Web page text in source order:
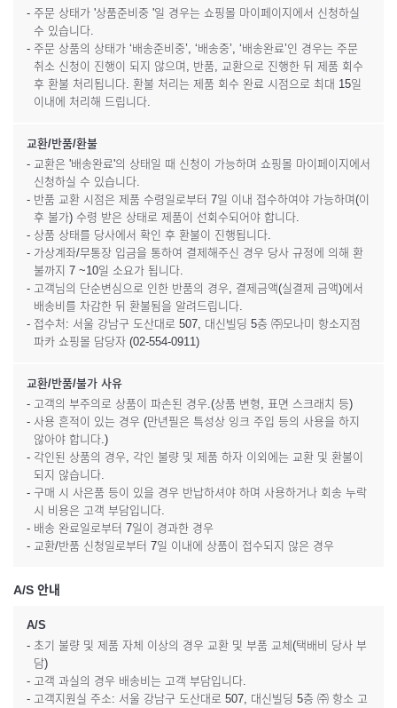
- 주문 상태가 '상품준비중 '일 경우는 쇼핑몰 마이페이지에서 신청하실
수 있습니다.
- 주문 상품의 상태가 ‘배송준비중’, ‘배송중’, ‘배송완료’인 경우는 주문
취소 신청이 진행이 되지 않으며, 반품, 교환으로 진행한 뒤 제품 회수
후 환불 처리됩니다. 환불 처리는 제품 회수 완료 시점으로 최대 15일
이내에 처리해 드립니다.
교환/반품/환불
- 교환은 '배송완료'의 상태일 때 신청이 가능하며 쇼핑몰 마이페이지에서
신청하실 수 있습니다.
- 반품 교환 시점은 제품 수령일로부터 7일 이내 접수하여야 가능하며(이
후 불가) 수령 받은 상태로 제품이 선회수되어야 합니다.
- 상품 상태를 당사에서 확인 후 환불이 진행됩니다.
- 가상계좌/무통장 입금을 통하여 결제해주신 경우 당사 규정에 의해 환
불까지 7 ~10일 소요가 됩니다.
- 고객님의 단순변심으로 인한 반품의 경우, 결제금액(실결제 금액)에서
배송비를 차감한 뒤 환불됨을 알려드립니다.
- 접수처: 서울 강남구 도산대로 507, 대신빌딩 5층 ㈜모나미 항소지점
파카 쇼핑몰 담당자 (02-554-0911)
교환/반품/불가 사유
- 고객의 부주의로 상품이 파손된 경우.(상품 변형, 표면 스크래치 등)
- 사용 흔적이 있는 경우 (만년필은 특성상 잉크 주입 등의 사용을 하지
않아야 합니다.)
- 각인된 상품의 경우, 각인 불량 및 제품 하자 이외에는 교환 및 환불이
되지 않습니다.
- 구매 시 사은품 등이 있을 경우 반납하셔야 하며 사용하거나 회송 누락
시 비용은 고객 부담입니다.
- 배송 완료일로부터 7일이 경과한 경우
- 교환/반품 신청일로부터 7일 이내에 상품이 접수되지 않은 경우
A/S 안내
A/S
- 초기 불량 및 제품 자체 이상의 경우 교환 및 부품 교체(택배비 당사 부
담)
- 고객 과실의 경우 배송비는 고객 부담입니다.
- 고객지원실 주소: 서울 강남구 도산대로 507, 대신빌딩 5층 ㈜ 항소 고